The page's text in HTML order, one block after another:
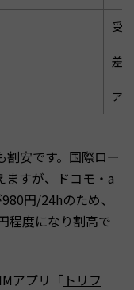
受
差
ア
安です。国際ロー
ますが、ドコモ・a
円/24hのため、
程度になり割高で
アプリ「 トリフ